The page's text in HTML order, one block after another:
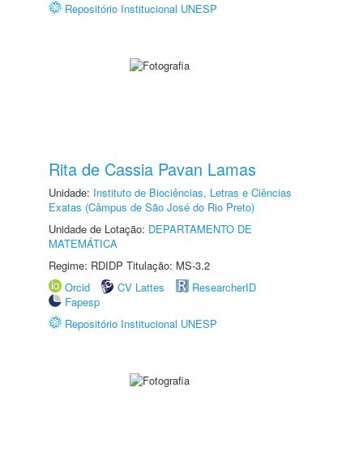
Repositório Institucional UNESP
Rita de Cassia Pavan Lamas
Unidade: Instituto de Biociências, Letras e Ciências
Exatas (Câmpus de São José do Rio Preto)
Unidade de Lotação: DEPARTAMENTO DE
MATEMÁTICA
Regime: RDIDP Titulação: MS-3.2
Orcid
CV Lattes
ResearcherID
Fapesp
Repositório Institucional UNESP